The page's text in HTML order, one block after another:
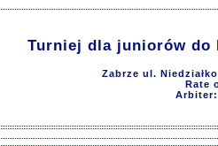
Turniej dla juniorów do
Zabrze ul.
Rate
Arbiter: